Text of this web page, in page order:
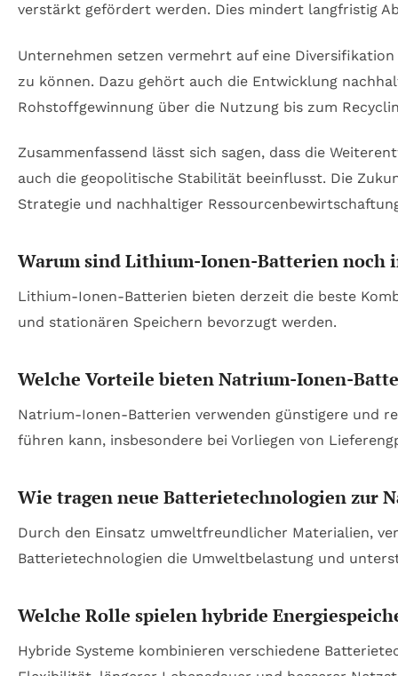
verstärkt gefördert werden. Dies mindert langfristig
Unternehmen setzen vermehrt auf eine
zu können. Dazu gehört auch die Entwicklung
Rohstoffgewinnung über die Nutzung bis zum
Zusammenfassend lässt sich sagen, dass die
auch die geopolitische Stabilität beeinflusst. Die
Strategie und nachhaltiger
Warum sind Lithium-Ionen-Batterien noch
Lithium-Ionen-Batterien bieten derzeit die beste
und stationären Speichern bevorzugt werden.
Welche Vorteile bieten Natrium-Ionen-
Natrium-Ionen-Batterien verwenden günstigere und
führen kann, insbesondere bei Vorliegen von
Wie tragen neue Batterietechnologien zur
Durch den Einsatz umweltfreundlicher Materialien,
Batterietechnologien die Umweltbelastung und
Welche Rolle spielen hybride
Hybride Systeme kombinieren verschiedene